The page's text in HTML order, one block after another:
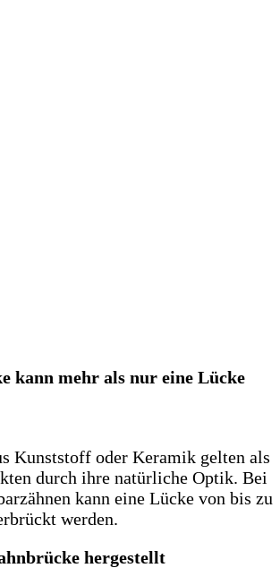
kann mehr als nur eine Lücke
Kunststoff oder Keramik gelten als
durch ihre natürliche Optik. Bei
kann eine Lücke von bis zu
werden.
hergestellt